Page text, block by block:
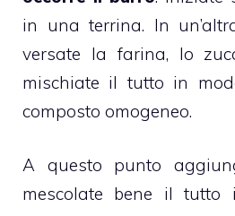
in una terrina. In
versate la farina, lo
mischiate il tutto in
composto omogeneo.
A questo punto
mescolate bene il